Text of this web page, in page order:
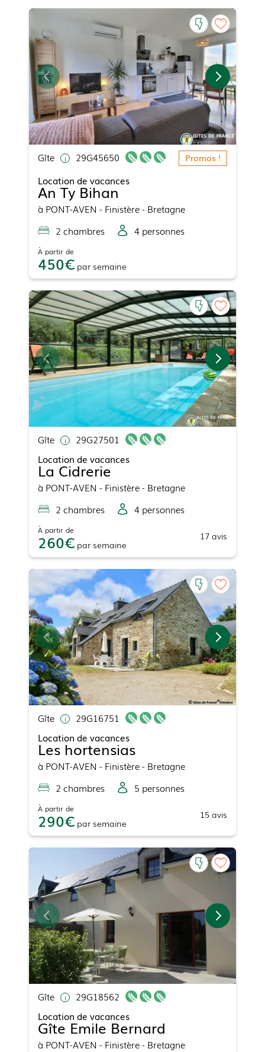
Gîte 29G45650 Promos !
Location de vacances
An Ty Bihan
à PONT-AVEN - Finistère - Bretagne
2 chambres 4 personnes
À partir de
450 par semaine
Gîte
29G27501
Location de vacances
La Cidrerie
à PONT-AVEN - Finistère - Bretagne
2 chambres 4 personnes
À partir de
260 par semaine
17 avis
Gîte
29G16751
Location de vacances
Les hortensias
à PONT-AVEN - Finistère - Bretagne
2 chambres 5 personnes
À partir de
290 par semaine
15 avis
Gîte
29G18562
Location de vacances
Gîte Emile Bernard
à PONT-AVEN - Finistère - Bretagne